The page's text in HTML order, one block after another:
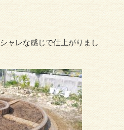
ャレな感じで仕上がりまし